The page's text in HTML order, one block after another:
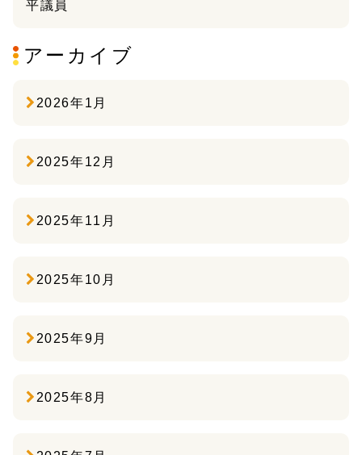
平議員
アーカイブ
2026年1月
2025年12月
2025年11月
2025年10月
2025年9月
2025年8月